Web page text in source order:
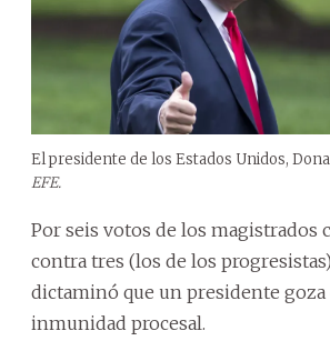
El presidente de los Estados Unidos,
EFE.
Por seis votos de los magistrados
contra tres (los de los
dictaminó que un presidente goza
inmunidad procesal.